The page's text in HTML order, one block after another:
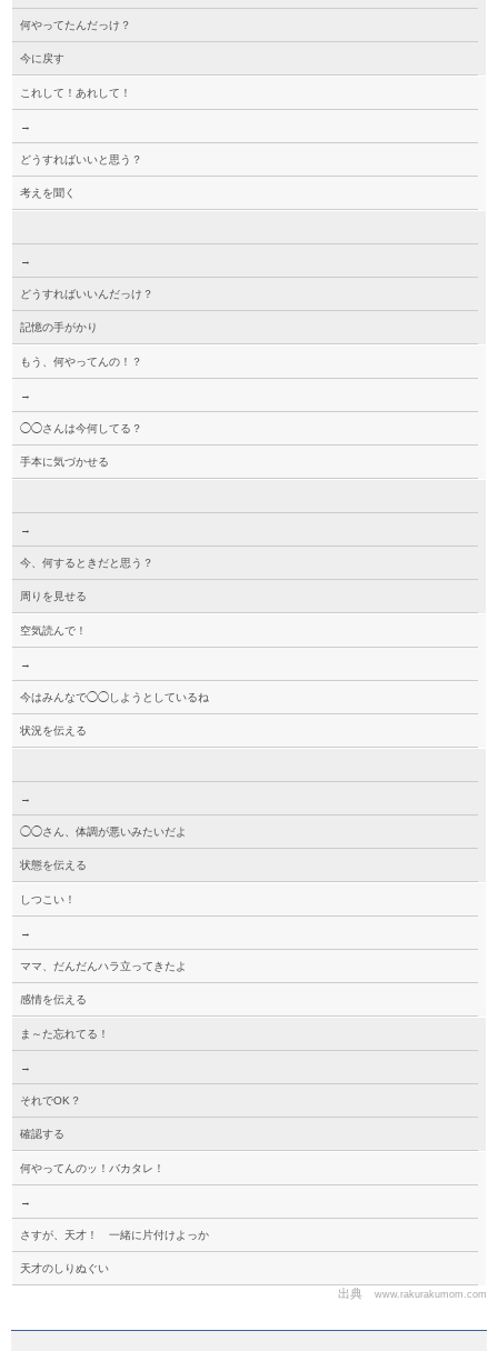
何やってたんだっけ？
今に戻す
これして！あれして！
→
どうすればいいと思う？
考えを聞く
→
どうすればいいんだっけ？
記憶の手がかり
もう、何やってんの！？
→
◯◯さんは今何してる？
手本に気づかせる
→
今、何するときだと思う？
周りを見せる
空気読んで！
→
今はみんなで◯◯しようとしているね
状況を伝える
→
◯◯さん、体調が悪いみたいだよ
状態を伝える
しつこい！
→
ママ、だんだんハラ立ってきたよ
感情を伝える
ま～た忘れてる！
→
それでOK？
確認する
何やってんのッ！バカタレ！
→
さすが、天才！ 一緒に片付けよっか
天才のしりぬぐい
出典 www.rakurakumom.com